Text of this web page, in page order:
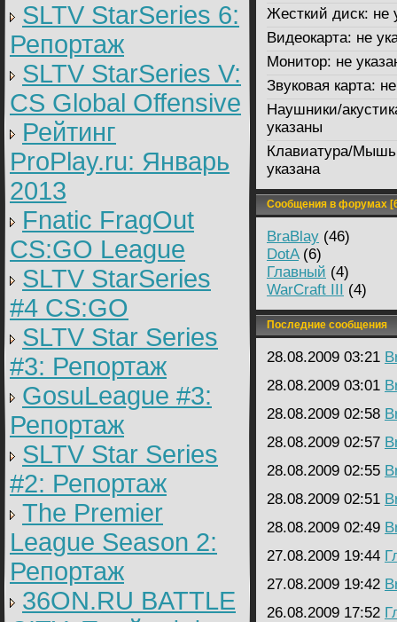
SLTV StarSeries 6:
Репортаж
SLTV StarSeries V:
CS Global Offensive
Рейтинг
ProPlay.ru: Январь
2013
Fnatic FragOut
CS:GO League
SLTV StarSeries
#4 CS:GO
SLTV Star Series
#3: Репортаж
GosuLeague #3:
Репортаж
SLTV Star Series
#2: Репортаж
The Premier
League Season 2:
Репортаж
36ON.RU BATTLE
Жесткий диск: не
Видеокарта: не
Монитор: не
Звуковая карта:
Наушники/
указаны
Клавиатура/
указана
Сообщения в форумах
BraBlay (46)
DotA(6)
Главный (4)
WarCraft III (4)
Последние сообщения
28.08.2009 03:21
28.08.2009 03:01
28.08.2009 02:58
28.08.2009 02:57
28.08.2009 02:55
28.08.2009 02:51
28.08.2009 02:49
27.08.2009 19:44
27.08.2009 19:42
26.08.2009 17:52